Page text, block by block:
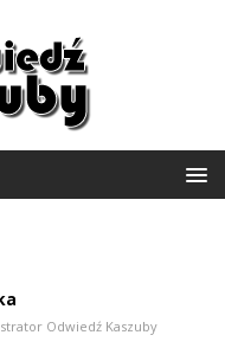
Odwiedź Kaszuby